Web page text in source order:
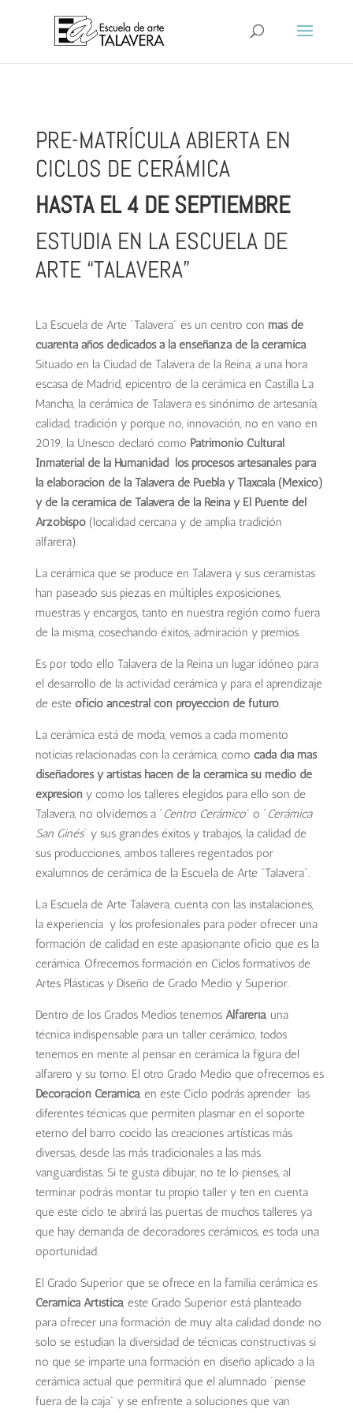
PRE-MATRÍCULA ABIERTA EN
CICLOS DE CERÁMICA
HASTA EL 4 DE SEPTIEMBRE
ESTUDIA EN LA ESCUELA DE
ARTE “TALAVERA”
La Escuela de Arte “Talavera” es un centro con más de
cuarenta años dedicados a la enseñanza de la cerámica.
Situado en la Ciudad de Talavera de la Reina, a una hora
escasa de Madrid, epicentro de la cerámica en Castilla La
Mancha, la cerámica de Talavera es sinónimo de artesanía,
calidad, tradición y porque no, innovación, no en vano en
2019, la Unesco declaró como Patrimonio Cultural
Inmaterial de la Humanidad los procesos artesanales para
la elaboración de la Talavera de Puebla y Tlaxcala (México)
y de la cerámica de Talavera de la Reina y El Puente del
Arzobispo(localidad cercana y de amplia tradición
alfarera).
La cerámica que se produce en Talavera y sus ceramistas
han paseado sus piezas en múltiples exposiciones,
muestras y encargos, tanto en nuestra región como fuera
de la misma, cosechando éxitos, admiración y premios.
Es por todo ello Talavera de la Reina un lugar idóneo para
el desarrollo de la actividad cerámica y para el aprendizaje
de este oficio ancestral con proyección de futuro.
La cerámica está de moda, vemos a cada momento
noticias relacionadas con la cerámica, como cada día más
diseñadores y artistas hacen de la cerámica su medio de
expresióny como los talleres elegidos para ello son de
Talavera, no olvidemos a “Centro Cerámico” o “Cerámica
San Ginés” y sus grandes éxitos y trabajos, la calidad de
sus producciones, ambos talleres regentados por
exalumnos de cerámica de la Escuela de Arte “Talavera”.
La Escuela de Arte Talavera, cuenta con las instalaciones,
la experiencia y los profesionales para poder ofrecer una
formación de calidad en este apasionante oficio que es la
cerámica. Ofrecemos formación en Ciclos formativos de
Artes Plásticas y Diseño de Grado Medio y Superior.
Dentro de los Grados Medios tenemos Alfarería, una
técnica indispensable para un taller cerámico, todos
tenemos en mente al pensar en cerámica la figura del
alfarero y su torno. El otro Grado Medio que ofrecemos es
Decoración Cerámica, en este Ciclo podrás aprender las
diferentes técnicas que permiten plasmar en el soporte
eterno del barro cocido las creaciones artísticas más
diversas, desde las más tradicionales a las más
vanguardistas. Si te gusta dibujar, no te lo pienses, al
terminar podrás montar tu propio taller y ten en cuenta
que este ciclo te abrirá las puertas de muchos talleres ya
que hay demanda de decoradores cerámicos, es toda una
oportunidad.
El Grado Superior que se ofrece en la familia cerámica es
Cerámica Artística, este Grado Superior está planteado
para ofrecer una formación de muy alta calidad donde no
solo se estudian la diversidad de técnicas constructivas si
no que se imparte una formación en diseño aplicado a la
cerámica actual que permitirá que el alumnado “piense
fuera de la caja” y se enfrente a soluciones que van